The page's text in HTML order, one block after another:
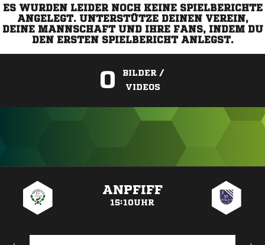
ES WURDEN LEIDER NOCH KEINE SPIELBERICHTE
ANGELEGT. UNTERSTÜTZE DEINEN VEREIN,
DEINE MANNSCHAFT UND IHRE FANS, INDEM DU
DEN ERSTEN SPIELBERICHT ANLEGST.
0
BILDER /
VIDEOS
ANPFIFF
15:10UHR